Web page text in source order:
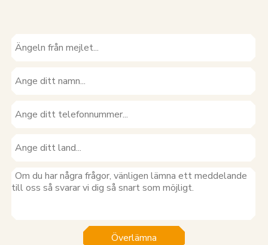
Överlämna